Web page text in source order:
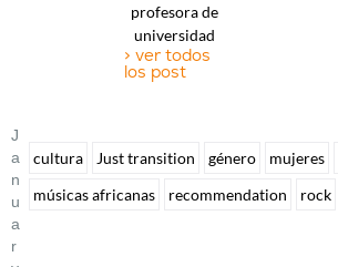
profesora de
universidad
> ver todos
los post
J
A
N
U
A
R
cultura Just transition género mujeres
músicas africanas
recommendation rock